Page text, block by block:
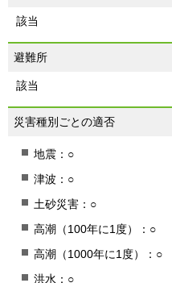
該当
避難所
該当
災害種別ごとの適否
地震：○
津波：○
土砂災害：○
高潮（100年に1度）：○
高潮（1000年に1度）：○
洪水：○